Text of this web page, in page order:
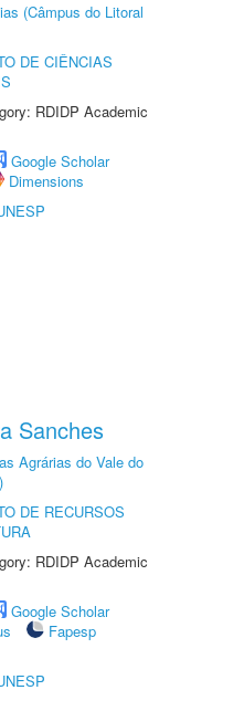
(Câmpus do Litoral
DE CIÊNCIAS
RDIDP Academic
Google Scholar
Dimensions
Sanches
Agrárias do Vale do
DE RECURSOS
RDIDP Academic
Google Scholar
Fapesp